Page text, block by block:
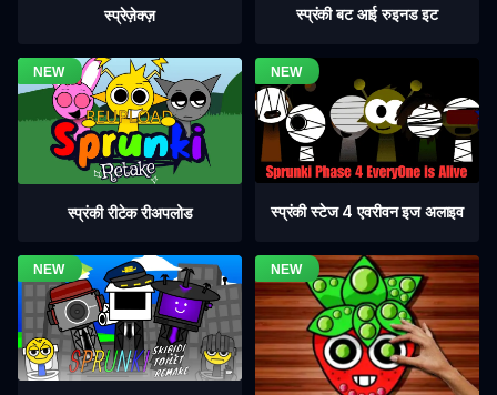
स्प्रेज़ेक्ज़ स्प्रंकी बट आई रुइनड इट
स्प्रंकी रीटेक रीअपलोड स्प्रंकी स्टेज 4 एवरीवन इज अलाइव